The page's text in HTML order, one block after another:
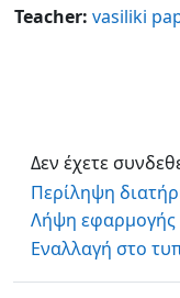
Teacher: vasiliki
Δεν έχετε
Περίληψη
Λήψη εφαρμογής
Εναλλαγή στο